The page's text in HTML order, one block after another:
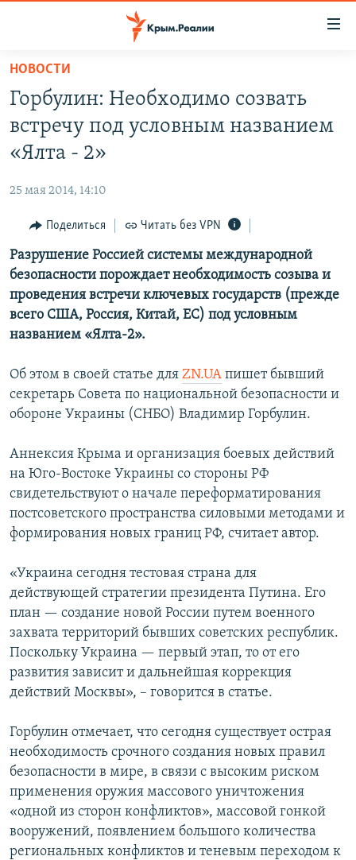
Вернуться
основному
содержанию
Вернутся
главной
Вернутся
поиску
НОВОСТИ
СПЕЦПРОЕКТЫ
ГРУЗ 200
11 ЛЕТ ОККУПАЦИИ КРЫМА. 11 ИСТОРИЙ СОПРОТИВЛЕНИЯ
ВОДА
ЕЩЕ
ИНТЕРАКТИВ
ИНФОГРАФИКА
ТЕЛЕПРОЕКТ КРЫМ.РЕАЛИИ
СОВЕТЫ ПРАВОЗАЩИТНИКОВ
ПРОПАВШИЕ БЕЗ ВЕСТИ
ПОБЕДИТЕЛЕЙ НЕ СУДЯТ?
КРЫМ.НЕПОКОРЕННЫЙ
УКРАИНСКАЯ ПРОБЛЕМА КРЫМА
РАДІО СВОБОДА
КАК ОБОЙТИ БЛОКИРОВКУ
Українською
Qırımtatar
ПРИСОЕДИНЯЙТЕСЬ!
Все сайты RFE/RL
НОВОСТИ
Горбулин: Необходимо созвать
встречу под условным названием
«Ялта - 2»
25 мая 2014, 14:10
Поделиться Читать без VPN
Разрушение Россией системы международной
безопасности порождает необходимость созыва и
проведения встречи ключевых государств (прежде
всего США, Россия, Китай, ЕС) под условным
названием «Ялта-2».
Об этом в своей статье для ZN.UA пишет бывший
секретарь Совета по национальной безопасности и
обороне Украины (СНБО) Владимир Горбулин.
Аннексия Крыма и организация боевых действий
на Юго-Востоке Украины со стороны РФ
свидетельствуют о начале переформатирования
постсоветского пространства силовыми методами и
формирования новых границ РФ, считает автор.
«Украина сегодня тестовая страна для
действующей стратегии президента Путина. Его
план — создание новой России путем военного
захвата территорий бывших советских республик.
Поскольку Украина — первый этап, то от его
развития зависит и дальнейшая коррекция
действий Москвы», – говорится в статье.
Горбулин отмечает, что сегодня существует острая
необходимость срочного создания новых правил
безопасности в мире, в связи с высоким риском
применения оружия массового уничтожения
«одной из сторон конфликтов», массовой гонкой
вооружений, появлением большого количества
региональных конфликтов и теневым переходом к